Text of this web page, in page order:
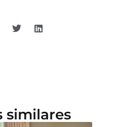
similares